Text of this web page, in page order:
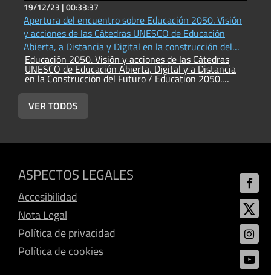
19/12/23 |00:33:37
Apertura del encuentro sobre Educación 2050. Visión
y acciones de las Cátedras UNESCO de Educación
Abierta, a Distancia y Digital en la construcción del
futuro
Educación 2050. Visión y acciones de las Cátedras
UNESCO de Educación Abierta, Digital y a Distancia
en la Construcción del Futuro / Education 2050.
Vision and actions of the UNESCO Chairs
VER TODOS
ASPECTOS LEGALES
Accesibilidad
Nota Legal
Política de privacidad
Política de cookies